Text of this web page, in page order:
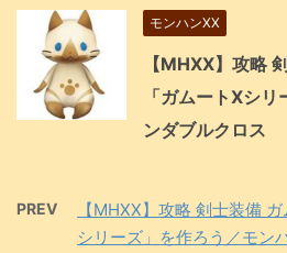
モンハンXX
【MHXX】攻略
「ガムートXシ
ンダブルクロス
PREV
【MHXX】攻略 剣士装備
シリーズ」を作ろう／モン